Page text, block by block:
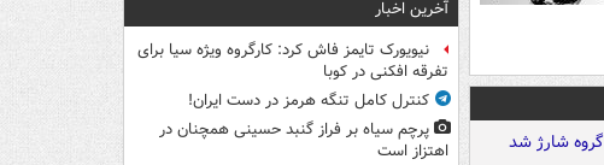
آخرین اخبار
نیویورک تایمز فاش کرد: کارگروه ویژه سیا برای
تفرقه افکنی در کوبا
کنترل کامل تنگه هرمز در دست ایران!
پرچم سیاه بر فراز گنبد حسینی همچنان در
اهتزاز است